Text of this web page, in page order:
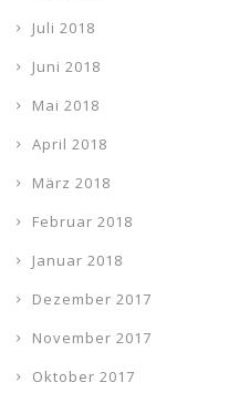
Juli 2018
Juni 2018
Mai 2018
April 2018
März 2018
Februar 2018
Januar 2018
Dezember 2017
November 2017
Oktober 2017